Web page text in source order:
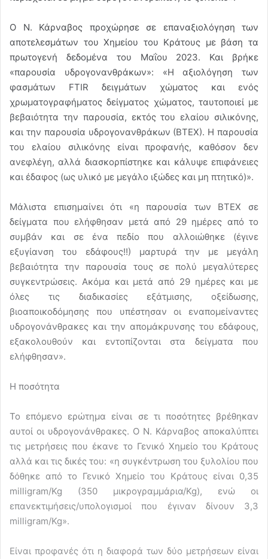
Ο Ν. Κάρναβος προχώρησε σε επαναξιολόγηση των
αποτελεσμάτων του Χημείου του Κράτους με βάση τα
πρωτογενή δεδομένα του Μαΐου 2023. Και βρήκε
«παρουσία υδρογονανθράκων»: «Η αξιολόγηση των
φασμάτων FTIR δειγμάτων χώματος και ενός
χρωματογραφήματος δείγματος χώματος, ταυτοποιεί με
βεβαιότητα την παρουσία, εκτός του ελαίου σιλικόνης,
και την παρουσία υδρογονανθράκων (ΒΤΕΧ). Η παρουσία
του ελαίου σιλικόνης είναι προφανής, καθόσον δεν
ανεφλέγη, αλλά διασκορπίστηκε και κάλυψε επιφάνειες
και έδαφος (ως υλικό με μεγάλο ιξώδες και μη πτητικό)».
Μάλιστα επισημαίνει ότι «η παρουσία των ΒΤΕΧ σε
δείγματα που ελήφθησαν μετά από 29 ημέρες από το
συμβάν και σε ένα πεδίο που αλλοιώθηκε (έγινε
εξυγίανση του εδάφους!!) μαρτυρά την με μεγάλη
βεβαιότητα την παρουσία τους σε πολύ μεγαλύτερες
συγκεντρώσεις. Ακόμα και μετά από 29 ημέρες και με
όλες τις διαδικασίες εξάτμισης, οξείδωσης,
βιοαποικοδόμησης που υπέστησαν οι εναπομείναντες
υδρογονάνθρακες και την απομάκρυνσης του εδάφους,
εξακολουθούν και εντοπίζονται στα δείγματα που
ελήφθησαν».
Η ποσότητα
Το επόμενο ερώτημα είναι σε τι ποσότητες βρέθηκαν
αυτοί οι υδρογονάνθρακες. Ο Ν. Κάρναβος αποκαλύπτει
τις μετρήσεις που έκανε το Γενικό Χημείο του Κράτους
αλλά και τις δικές του: «η συγκέντρωση του ξυλολίου που
δόθηκε από το Γενικό Χημείο του Κράτους είναι 0,35
milligram/Kg (350 μικρογραμμάρια/Kg), ενώ οι
επανεκτιμήσεις/υπολογισμοί που έγιναν δίνουν 3,3
milligram/Kg».
Είναι προφανές ότι η διαφορά των δύο μετρήσεων είναι